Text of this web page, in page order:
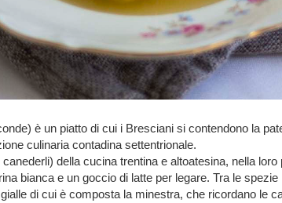
è un piatto di cui i Bresciani si contendono la
culinaria contadina settentrionale.
della cucina trentina e altoatesina, nella
bianca e un goccio di latte per legare. Tra le
di cui è composta la minestra, che ricordano le